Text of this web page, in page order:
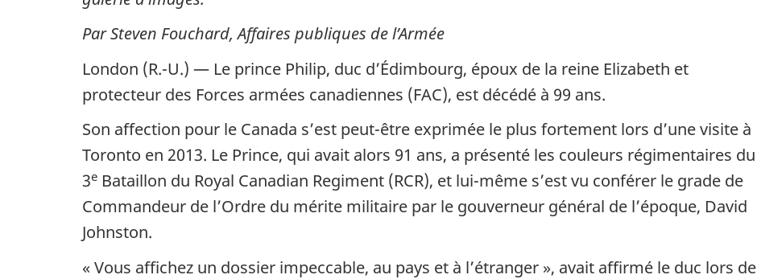
Par Steven Fouchard, Affaires publiques de l’Armée
London (R.-U.) — Le prince Philip, duc d’Édimbourg, époux de la reine Elizabeth et
protecteur des Forces armées canadiennes (FAC), est décédé à 99 ans.
Son affection pour le Canada s’est peut-être exprimée le plus fortement lors d’une visite à
Toronto en 2013. Le Prince, qui avait alors 91 ans, a présenté les couleurs régimentaires du
3e Bataillon du Royal Canadian Regiment (RCR), et lui-même s’est vu conférer le grade de
Commandeur de l’Ordre du mérite militaire par le gouverneur général de l’époque, David
Johnston.
« Vous affichez un dossier impeccable, au pays et à l’étranger », avait affirmé le duc lors de